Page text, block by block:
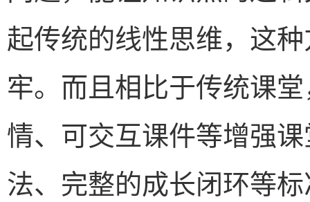
起传统的线性思维，这
牢。而且相比于传统课
情、可交互课件等增强
法、完整的成长闭环等